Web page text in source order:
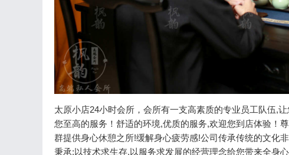
太原小店24小时会所，会所有一支高素质的专业员工队伍,
您至高的服务！舒适的环境,优质的服务,欢迎您到店体验！
群提供身心休憩之所!缓解身心疲劳感!公司传承传统的文化
秉承:以技术求生存,以服务求发展的经营理念给您带来全身